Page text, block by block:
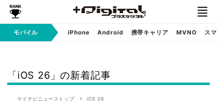
モバイル iPhone Android 携帯キャリア MVNO ス
「iOS 26」の新着記事
マイナビニューストップ iOS 26